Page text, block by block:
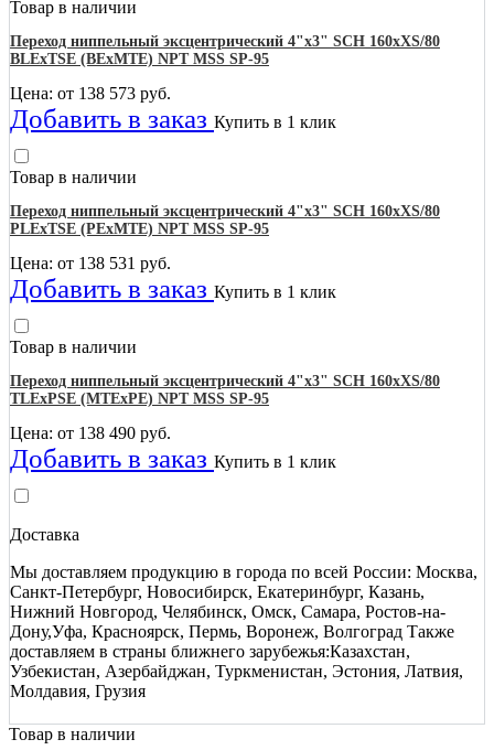
Товар в наличии
Переход ниппельный эксцентрический 4"х3" SCH 160хXS/80
BLEхTSE (BEхMTE) NPT MSS SP-95
Цена: от 138 573 руб.
Добавить в заказ Купить в 1 клик
Товар в наличии
Переход ниппельный эксцентрический 4"х3" SCH 160хXS/80
PLEхTSE (PEхMTE) NPT MSS SP-95
Цена: от 138 531 руб.
Добавить в заказ Купить в 1 клик
Товар в наличии
Переход ниппельный эксцентрический 4"х3" SCH 160хXS/80
TLEхPSE (MTEхPE) NPT MSS SP-95
Цена: от 138 490 руб.
Добавить в заказ Купить в 1 клик
Доставка
Мы доставляем продукцию в города по всей России: Москва,
Санкт-Петербург, Новосибирск, Екатеринбург, Казань,
Нижний Новгород, Челябинск, Омск, Самара, Ростов-на-
Дону,Уфа, Красноярск, Пермь, Воронеж, Волгоград Также
доставляем в страны ближнего зарубежья:Казахстан,
Узбекистан, Азербайджан, Туркменистан, Эстония, Латвия,
Молдавия, Грузия
Товар в наличии